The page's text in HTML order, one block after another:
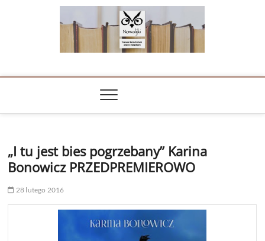
NOWALIJKI
„I tu jest bies pogrzebany” Karina
Bonowicz PRZEDPREMIEROWO
28 lutego 2016